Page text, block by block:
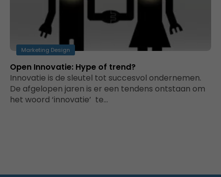
Marketing Design
Open Innovatie: Hype of trend?
Innovatie is de sleutel tot succesvol ondernemen.
De afgelopen jaren is er een tendens ontstaan om
het woord ‘innovatie’ te…